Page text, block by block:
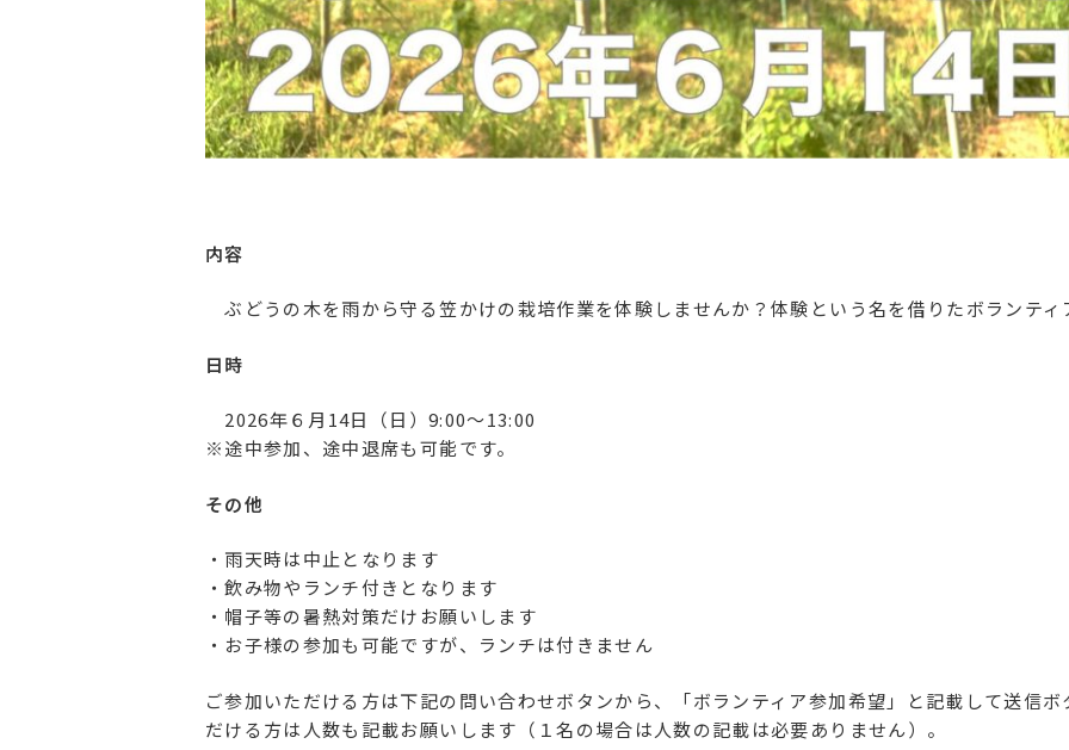
内容
ぶどうの木を雨から守る笠かけの栽培作業を体験しませんか？体験という名を借りたボランテ
日時
2026年６月14日（日）9:00〜13:00
※途中参加、途中退席も可能です。
その他
・雨天時は中止となります
・飲み物やランチ付きとなります
・帽子等の暑熱対策だけお願いします
・お子様の参加も可能ですが、ランチは付きません
ご参加いただける方は下記の問い合わせボタンから、「ボランティア参加希望」と記載して送信
だける方は人数も記載お願いします（１名の場合は人数の記載は必要ありません）。